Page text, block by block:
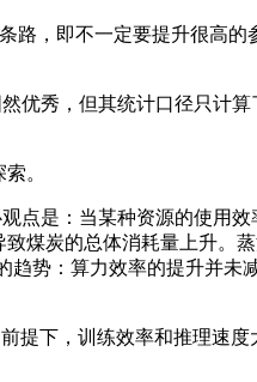
，即不一定要提升很高的
优秀，但其统计口径只计
。
是：当某种资源的使用
煤炭的总体消耗量上升。
势：算力效率的提升并未
下，训练效率和推理速度